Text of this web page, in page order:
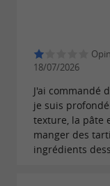
18/07/2026
J'ai commandé
je suis
texture, la pâte
manger des
ingrédients